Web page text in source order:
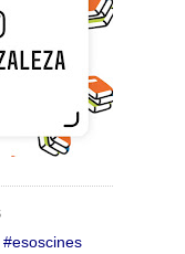
#esoscines